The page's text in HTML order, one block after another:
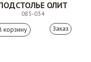
ОЛИТ
085-034
Заказ